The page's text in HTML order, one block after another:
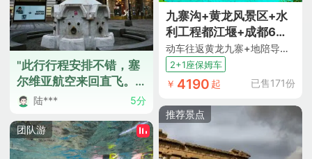
"此行行程安排不错，塞
尔维亚航空来回直飞。
领队兼导游王云十分出
对景点熟悉，对当地风
土人情了解，并能切实
陆*** 5分
团队游
九寨沟+黄龙风景区+水
利工程都江堰+成都6日
跟团游
动车往返黄龙九寨+地陪导游陪同 DIY行程二选一 行程2+1座保姆车 全程入住网评5钻酒店+2晚连住九寨沟沟口
2+1座保姆车
￥ 4190 起 已售171份
推荐景点